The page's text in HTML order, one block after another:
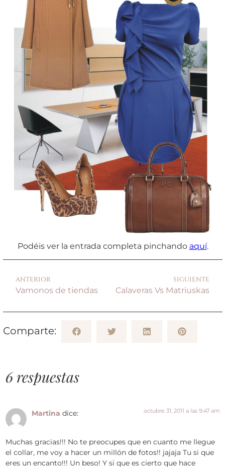
Podéis ver la entrada completa pinchando aquí.
ANTERIOR
Vamonos de tiendas
SIGUIENTE
Calaveras Vs Matriuskas
Comparte:
6 respuestas
Martina dice: octubre 31, 2011 a las 9:47 am
Muchas gracias!!! No te preocupes que en cuanto me llegue
el collar, me voy a hacer un millón de fotos!! jajaja Tu si que
eres un encanto!!! Un beso! Y si que es cierto que hace